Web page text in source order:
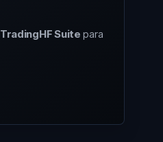
TradingHF Suite para